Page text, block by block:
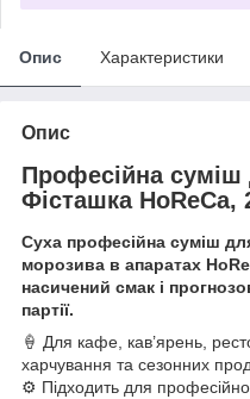
Опис Характеристики
Опис
Професійна суміш
Фісташка HoReCa,
Суха професійна суміш
морозива в апаратах
насичений смак і
партії.
🍦 Для кафе, кав’ярень,
харчування та сезонних
⚙️ Підходить для